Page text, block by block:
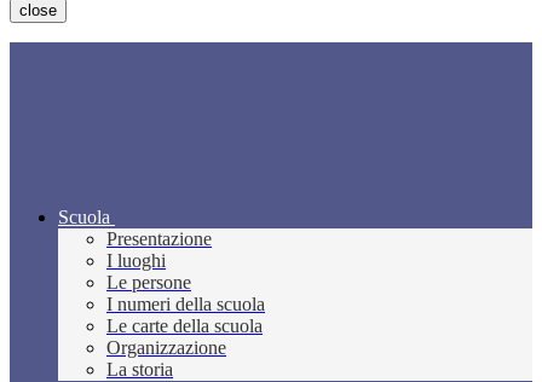
close
Scuola
Presentazione
I luoghi
Le persone
I numeri della scuola
Le carte della scuola
Organizzazione
La storia